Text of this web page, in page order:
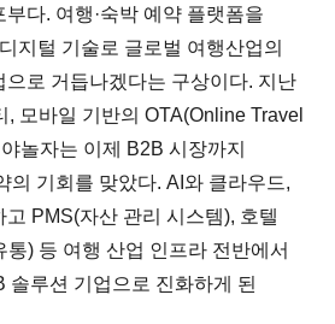
다. 여행·숙박 예약 플랫폼을
지털 기술로 글로벌 여행산업의
으로 거듭나겠다는 구상이다. 지난
, 모바일 기반의 OTA(Online Travel
놀자는 이제 B2B 시장까지
의 기회를 맞았다. AI와 클라우드,
PMS(자산 관리 시스템), 호텔
) 등 여행 산업 인프라 전반에서
솔루션 기업으로 진화하게 된